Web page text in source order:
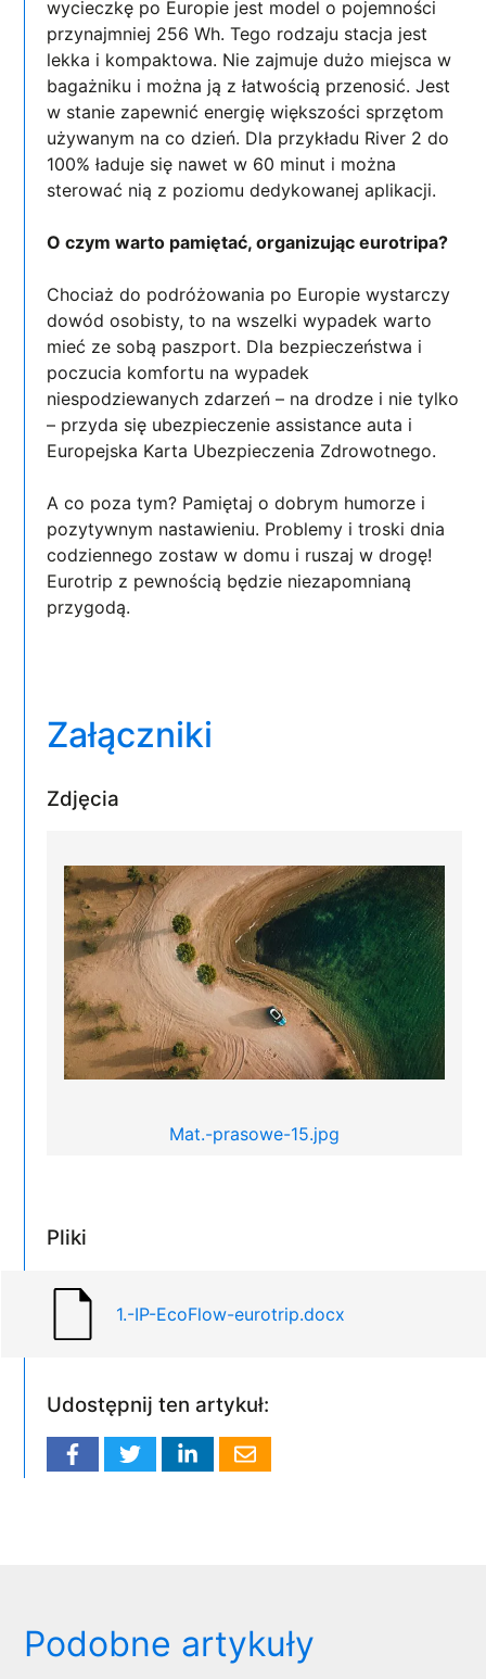
wycieczkę po Europie jest model o pojemności
przynajmniej 256 Wh. Tego rodzaju stacja jest
lekka i kompaktowa. Nie zajmuje dużo miejsca w
bagażniku i można ją z łatwością przenosić. Jest
w stanie zapewnić energię większości sprzętom
używanym na co dzień. Dla przykładu River 2 do
100% ładuje się nawet w 60 minut i można
sterować nią z poziomu dedykowanej aplikacji.
O czym warto pamiętać, organizując eurotripa?
Chociaż do podróżowania po Europie wystarczy
dowód osobisty, to na wszelki wypadek warto
mieć ze sobą paszport. Dla bezpieczeństwa i
poczucia komfortu na wypadek
niespodziewanych zdarzeń – na drodze i nie tylko
– przyda się ubezpieczenie assistance auta i
Europejska Karta Ubezpieczenia Zdrowotnego.
A co poza tym? Pamiętaj o dobrym humorze i
pozytywnym nastawieniu. Problemy i troski dnia
codziennego zostaw w domu i ruszaj w drogę!
Eurotrip z pewnością będzie niezapomnianą
przygodą.
Załączniki
Zdjęcia
Mat.-prasowe-15.jpg
Pliki
1.-IP-EcoFlow-eurotrip.docx
Udostępnij ten artykuł:
Podobne artykuły